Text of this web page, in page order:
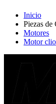
Piezas de
Motores
Motor clio